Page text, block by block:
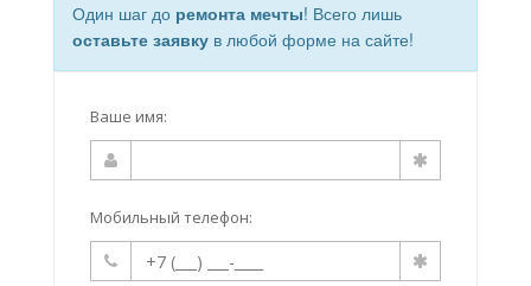
Один шаг до ремонта мечты! Всего лишь
оставьте заявку в любой форме на сайте!
Ваше имя:
Мобильный телефон: